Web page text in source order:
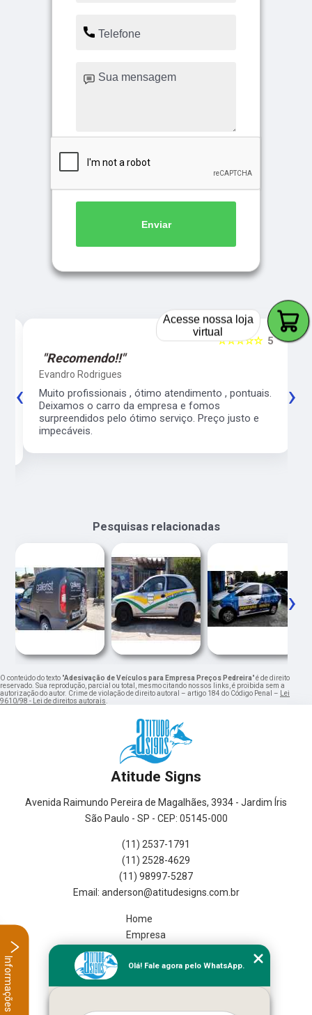
Enviar
5
☆☆☆☆☆
"Recomendo!!"
Evandro Rodrigues
Muito profissionais , ótimo atendimento , pontuais.
Deixamos o carro da empresa e fomos
surpreendidos pelo ótimo serviço. Preço justo e
impecáveis.
‹ ›
Pesquisas relacionadas
‹ ›
O conteúdo do texto "Adesivação de Veículos para Empresa Preços Pedreira" é de direito
reservado. Sua reprodução, parcial ou total, mesmo citando nossos links, é proibida sem a
autorização do autor. Crime de violação de direito autoral – artigo 184 do Código Penal –
Lei
9610/98 - Lei de direitos autorais
Atitude Signs
Avenida Raimundo Pereira de Magalhães, 3934 - Jardim Íris
São Paulo - SP - CEP: 05145-000
(11) 2537-1791
(11) 2528-4629
(11) 98997-5287
Home
Empresa
Serviços
Olá! Fale agora pelo WhatsApp.
Informações
Acesse nossa loja
virtual